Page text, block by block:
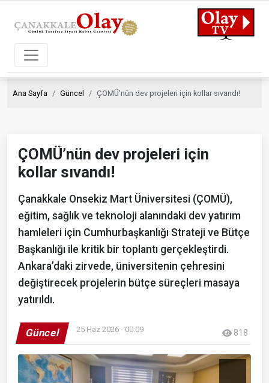
Ana Sayfa Güncel ÇOMÜ’nün dev projeleri için kollar sıvandı!
ÇOMÜ’nün dev projeleri için
kollar sıvandı!
Çanakkale Onsekiz Mart Üniversitesi (ÇOMÜ),
eğitim, sağlık ve teknoloji alanındaki dev yatırım
hamleleri için Cumhurbaşkanlığı Strateji ve Bütçe
Başkanlığı ile kritik bir toplantı gerçekleştirdi.
Ankara’daki zirvede, üniversitenin çehresini
değiştirecek projelerin bütçe süreçleri masaya
yatırıldı.
Güncel 25 Haz 2026 - 00:09 818